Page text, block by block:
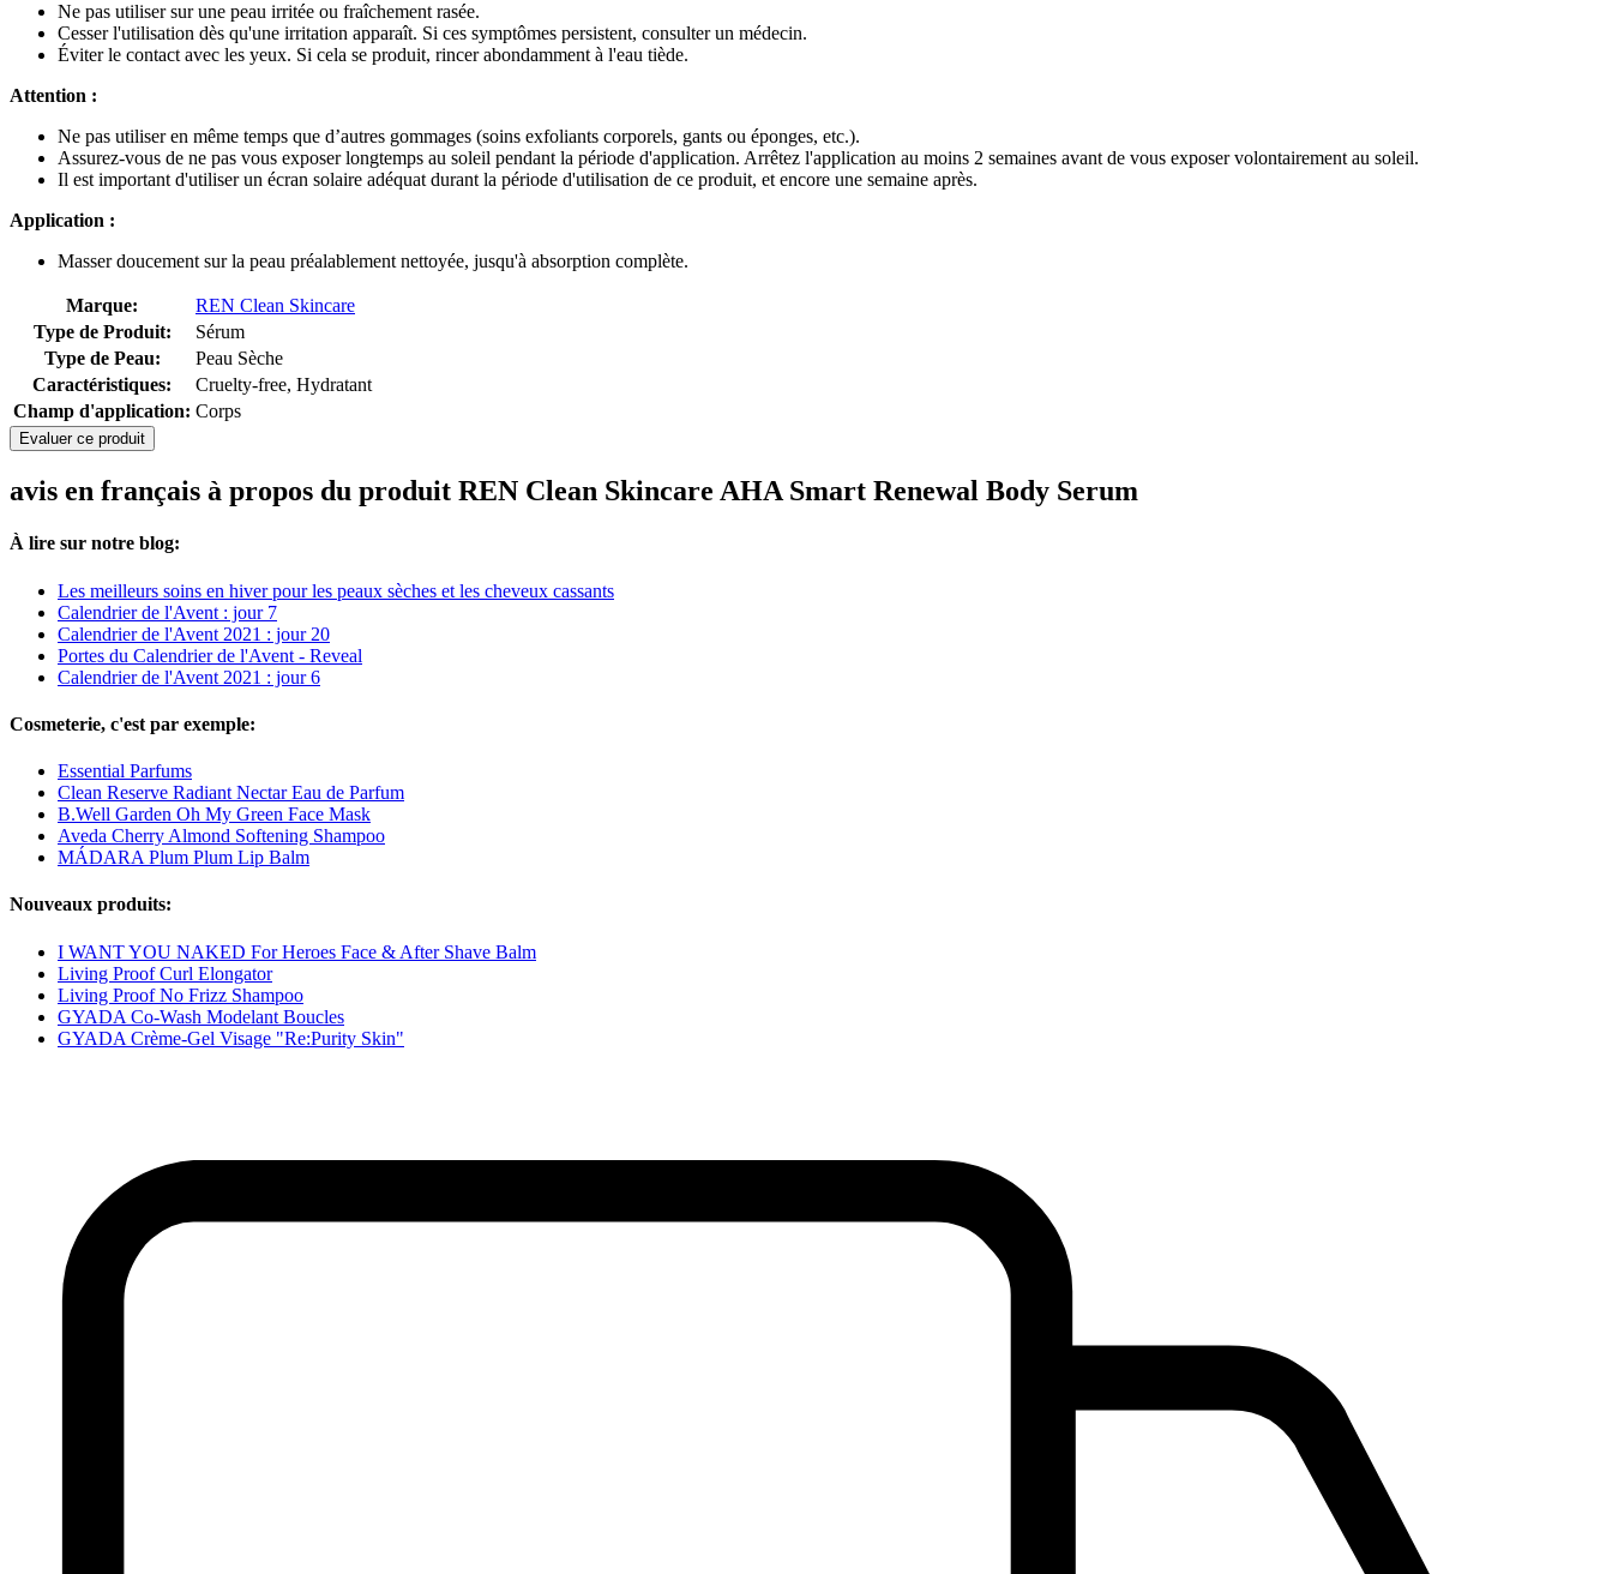
Ne pas utiliser sur une peau irritée ou fraîchement rasée.
Cesser l'utilisation dès qu'une irritation apparaît. Si ces symptômes persistent, consulter un médecin.
Éviter le contact avec les yeux. Si cela se produit, rincer abondamment à l'eau tiède.
Attention :
Ne pas utiliser en même temps que d’autres gommages (soins exfoliants corporels, gants ou éponges, etc.).
Assurez-vous de ne pas vous exposer longtemps au soleil pendant la période d'application. Arrêtez l'application au moins 2 semaines avant de vous exposer volontairement au soleil.
Il est important d'utiliser un écran solaire adéquat durant la période d'utilisation de ce produit, et encore une semaine après.
Application :
Masser doucement sur la peau préalablement nettoyée, jusqu'à absorption complète.
Marque:
REN Clean Skincare
Type de Produit:
Sérum
Type de Peau:
Peau Sèche
Caractéristiques:
Cruelty-free, Hydratant
Champ d'application: Corps
Evaluer ce produit
avis en français à propos du produit REN Clean Skincare AHA Smart Renewal Body Serum
À lire sur notre blog:
Les meilleurs soins en hiver pour les peaux sèches et les cheveux cassants
Calendrier de l'Avent : jour 7
Calendrier de l'Avent 2021 : jour 20
Portes du Calendrier de l'Avent - Reveal
Calendrier de l'Avent 2021 : jour 6
Cosmeterie, c'est par exemple:
Essential Parfums
Clean Reserve Radiant Nectar Eau de Parfum
B.Well Garden Oh My Green Face Mask
Aveda Cherry Almond Softening Shampoo
MÁDARA Plum Plum Lip Balm
Nouveaux produits:
I WANT YOU NAKED For Heroes Face & After Shave Balm
Living Proof Curl Elongator
Living Proof No Frizz Shampoo
GYADA Co-Wash Modelant Boucles
GYADA Crème-Gel Visage "Re:Purity Skin"